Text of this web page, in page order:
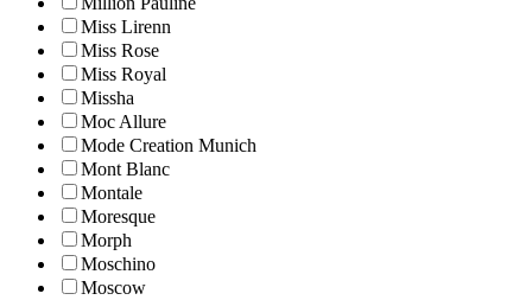
Miss Lirenn
Miss Rose
Miss Royal
Missha
Moc Allure
Mode Creation Munich
Mont Blanc
Montale
Moresque
Morph
Moschino
Moscow